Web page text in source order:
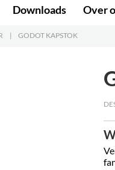
Downloads Over
| GODOT KAPSTOK